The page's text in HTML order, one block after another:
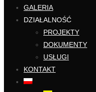
GALERIA
DZIAŁALNOŚĆ
PROJEKTY
DOKUMENTY
USŁUGI
KONTAKT